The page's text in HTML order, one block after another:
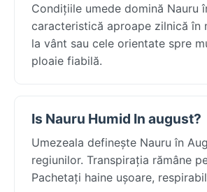
Condițiile umede domină Nauru
caracteristică aproape zilnică în
la vânt sau cele orientate spre
ploaie fiabilă.
Is Nauru Humid In august?
Umezeala definește Nauru în
regiunilor. Transpirația rămâne
Pachetați haine ușoare,